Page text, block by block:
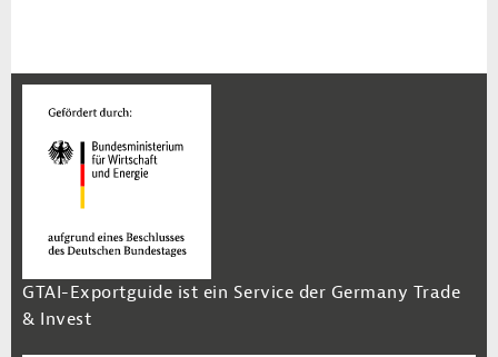
GTAI-Exportguide ist ein Service der Germany Trade
& Invest